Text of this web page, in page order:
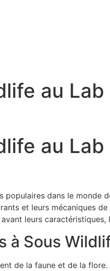
au
au
populaires dans le monde
et leurs mécaniques
leurs
à Sous
de la faune et de la